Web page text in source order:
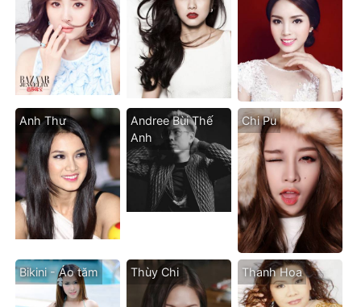
Anh Thư
Andree Bùi Thế
Anh
Chi Pu
Bikini - Áo tăm Thùy Chi Thanh Hoa